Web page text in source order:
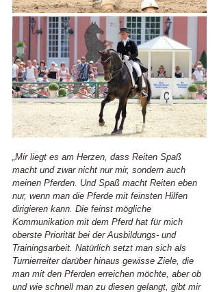
„Mir liegt es am Herzen, dass Reiten Spaß
macht und zwar nicht nur mir, sondern auch
meinen Pferden. Und Spaß macht Reiten eben
nur, wenn man die Pferde mit feinsten Hilfen
dirigieren kann. Die feinst mögliche
Kommunikation mit dem Pferd hat für mich
oberste Priorität bei der Ausbildungs- und
Trainingsarbeit. Natürlich setzt man sich als
Turnierreiter darüber hinaus gewisse Ziele, die
man mit den Pferden erreichen möchte, aber ob
und wie schnell man zu diesen gelangt, gibt mir